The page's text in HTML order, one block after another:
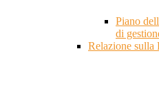
Piano
di
Relazione sulla